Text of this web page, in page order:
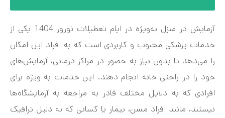
آزمایش در منزل به‌ویژه در ایام تعطیلات نوروز 1404 یکی از
خدمات پزشکی محبوب و کاربردی است که به افراد این امکان
را می‌دهد تا بدون نیاز به حضور در مراکز درمانی، آزمایش‌های
خود را در راحتی خانه انجام دهند. این خدمات به ویژه برای
افرادی که به دلایل مختلف قادر به مراجعه به آزمایشگاه‌ها
نیستند، مانند افراد مسن، بیمار یا کسانی که به دلیل ترافیک